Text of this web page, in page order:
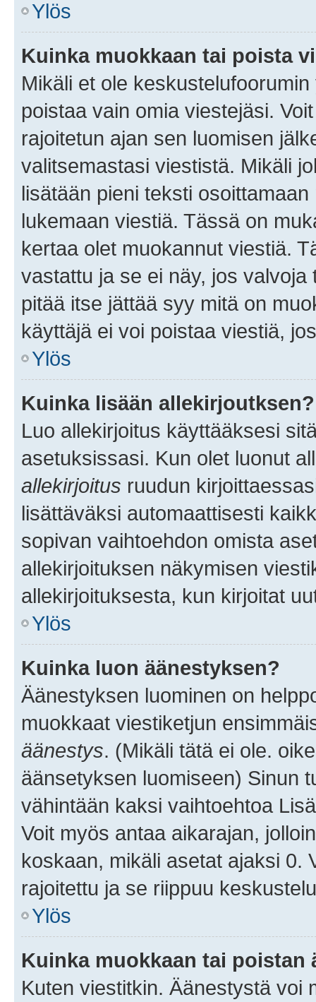
Ylös
Kuinka muokkaan tai poista
Mikäli et ole
poistaa vain omia viestejäsi.
rajoitetun ajan sen luomisen
valitsemastasi viestistä. Mikäli
lisätään pieni teksti
lukemaan viestiä. Tässä on
kertaa olet muokannut viestiä.
vastattu ja se ei näy, jos
pitää itse jättää syy mitä on
käyttäjä ei voi poistaa viestiä,
Ylös
Kuinka lisään allekirjoutksen?
Luo allekirjoitus käyttääksesi
asetuksissasi. Kun olet luonut
allekirjoitus ruudun
lisättäväksi automaattisesti
sopivan vaihtoehdon omista
allekirjoituksen näkymisen
allekirjoituksesta, kun kirjoitat
Ylös
Kuinka luon äänestyksen?
Äänestyksen luominen on
muokkaat viestiketjun
äänestys. (Mikäli tätä ei ole.
äänsetyksen luomiseen) Sinun
vähintään kaksi vaihtoehtoa
Voit myös antaa aikarajan,
koskaan, mikäli asetat ajaksi 0.
rajoitettu ja se riippuu
Ylös
Kuinka muokkaan tai poistan
Kuten viestitkin. Äänestystä voi